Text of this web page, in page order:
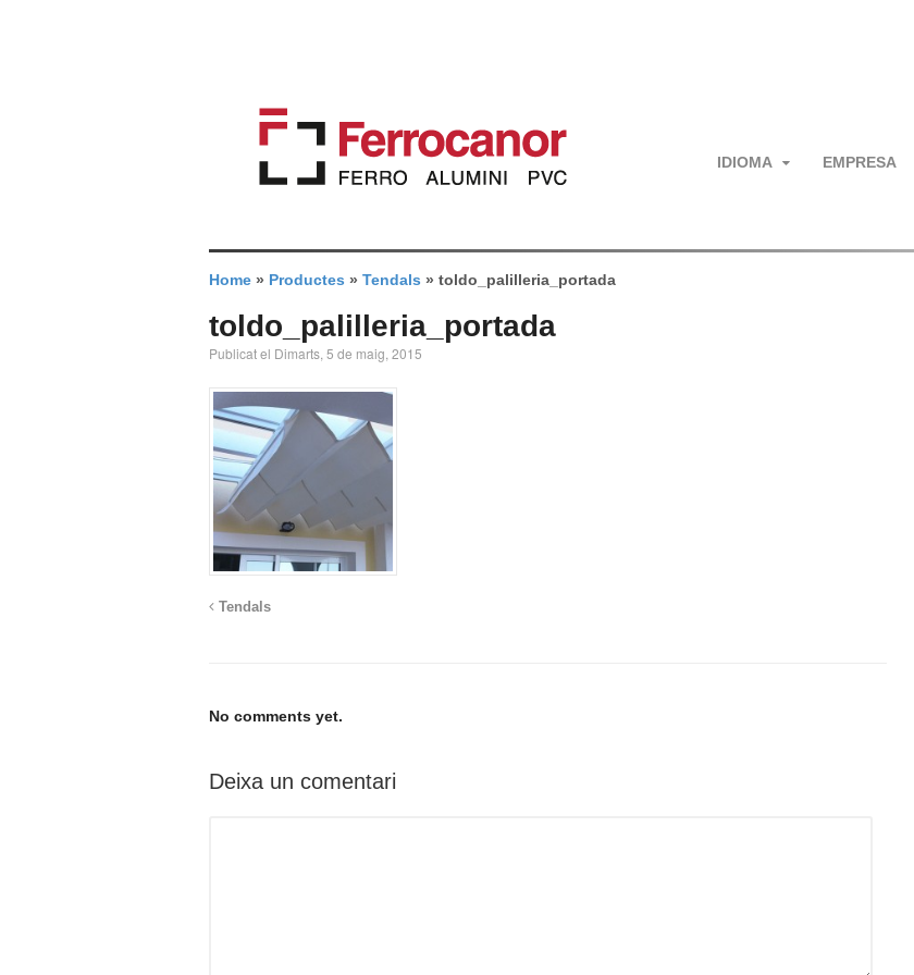
IDIOMA EMPRESA
Home » Productes » Tendals » toldo_palilleria_portada
toldo_palilleria_portada
Publicat el Dimarts, 5 de maig, 2015
Tendals
No comments yet.
Deixa un comentari